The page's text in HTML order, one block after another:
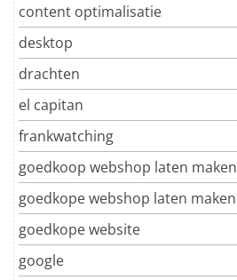
content optimalisatie
desktop
drachten
el capitan
frankwatching
goedkoop webshop laten maken
goedkope webshop laten maken
goedkope website
google